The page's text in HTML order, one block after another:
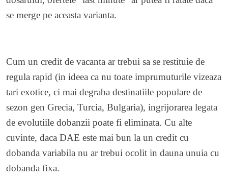
se merge pe aceasta varianta.
Cum un credit de vacanta ar trebui sa se restituie de
regula rapid (in ideea ca nu toate imprumuturile vizeaza
tari exotice, ci mai degraba destinatiile populare de
sezon gen Grecia, Turcia, Bulgaria), ingrijorarea legata
de evolutiile dobanzii poate fi eliminata. Cu alte
cuvinte, daca DAE este mai bun la un credit cu
dobanda variabila nu ar trebui ocolit in dauna unuia cu
dobanda fixa.